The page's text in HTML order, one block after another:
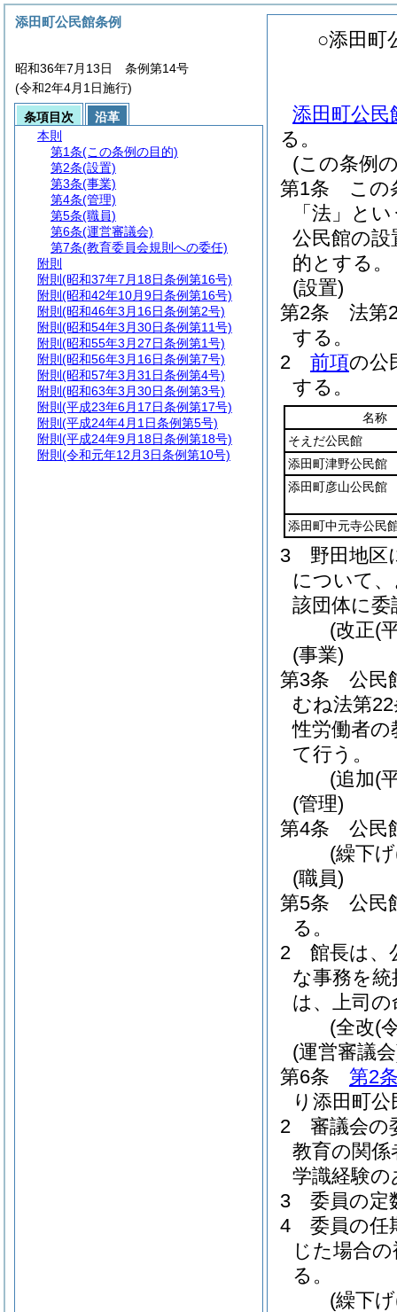
○添田町
添田町公民
る。
(この条例
第1条
この
「法」と
公民館の
的とする。
(設置)
第2条
法第
する。
2
前項の公
する。
名称
そえだ公民館
添田町津野公民館
添田町彦山公民館
添田町中元寺公民
3
野田地区
について
該団体に
(改正(
(事業)
第3条
公民
むね法第
性労働者
て行う。
(追加(
(管理)
第4条
公民
(繰下
(職員)
第5条
公民
る。
2
館長は、
な事務を
は、上司
(全改(
(運営審議
第6条
第2
り添田町
2
審議会の
教育の関
学識経験
3
委員の定
4
委員の任
じた場合
る。
(繰下
添田町公民館条例
昭和36年7月13日 条例第14号
(令和2年4月1日施行)
条項目次
沿革
本則
第1条(この条例の目的)
第2条(設置)
第3条(事業)
第4条(管理)
第5条(職員)
第6条(運営審議会)
第7条(教育委員会規則への委任)
附則
附則 (昭和37年7月18日条例第16号)
附則 (昭和42年10月9日条例第16号)
附則 (昭和46年3月16日条例第2号)
附則 (昭和54年3月30日条例第11号)
附則 (昭和55年3月27日条例第1号)
附則 (昭和56年3月16日条例第7号)
附則 (昭和57年3月31日条例第4号)
附則 (昭和63年3月30日条例第3号)
附則 (平成23年6月17日条例第17号)
附則 (平成24年4月1日条例第5号)
附則 (平成24年9月18日条例第18号)
附則 (令和元年12月3日条例第10号)